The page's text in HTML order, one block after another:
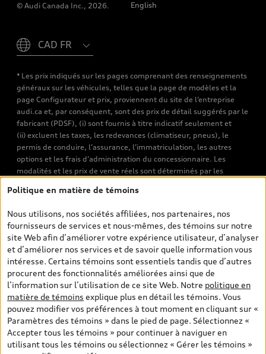
© Audi Canada Inc., 2026. English
* Les prix indiqués sur les pages comprenant des renseignements
généraux sur les véhicules, telles que la page de modèles et la
page Configurateur et prix, proviennent du site de l’entreprise
audi.ca et, par conséquent, sont des prix de détail suggérés par le
fabricant (PDSF), (i) sont fournis à titre indicatif seulement et
(ii) excluent les taxes, les redevances (climatiseur, pneus), le
permis de conduire, l’assurance, l’immatriculation, les autres
options et les frais d’administration du concessionnaire. Les
modalités et les prix de vente réels sont déterminés par les
véhicules neufs et d’occasion sont les prix de vente établis par les
de transport et d’inspection de prélivraison, les taxes
environnementales (pour les véhicules neufs) et les frais
d’administration des concessionnaires. Toutefois, les taxes de
vente sont exclues. Veuillez noter que les prix de l’estimateur de
versements sont des PDSF s’il a été consulté au moyen de l’onglet
Configurateur et prix (à titre indicatif). Toutefois, s’il a été
consulté à partir des pages de recherche de véhicules neufs et
d’occasion, les prix indiqués sont des prix de vente (prix de vente
réels). Sur les pages de renseignements généraux sur les
véhicules, les modèles sont montrés à titre indicatif seulement,
avec des caractéristiques qui peuvent ne pas être offertes sur les
modèles canadiens. Malgré les efforts déployés pour assurer
Politique en matière de témoins
Nous utilisons, nos sociétés affiliées, nos partenaires, nos
fournisseurs de services et nous-mêmes, des témoins sur notre
site Web afin d’améliorer votre expérience utilisateur, d’analyser
et d’améliorer nos services et de savoir quelle information vous
intéresse. Certains témoins sont essentiels tandis que d’autres
procurent des fonctionnalités améliorées ainsi que de
l’information sur l’utilisation de ce site Web. Notre politique en
matière de témoins explique plus en détail les témoins. Vous
pouvez modifier vos préférences à tout moment en cliquant sur «
Paramètres des témoins » dans le pied de page. Sélectionnez «
Accepter tous les témoins » pour continuer à naviguer en
utilisant tous les témoins ou sélectionnez « Gérer les témoins »